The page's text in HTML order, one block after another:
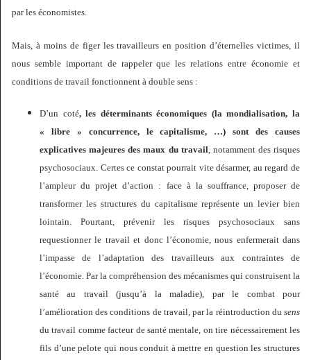
par les économistes.
Mais, à moins de figer les travailleurs en position d’éternelles victimes, il
nous semble important de rappeler que les relations entre économie et
conditions de travail fonctionnent à double sens :
D’un coté, les déterminants économiques (la mondialisation, la
« libre » concurrence, le capitalisme, …) sont des causes
explicatives majeures des maux du travail , notamment des risques
psychosociaux. Certes ce constat pourrait vite désarmer, au regard de
l’ampleur du projet d’action : face à la souffrance, proposer de
transformer les structures du capitalisme représente un levier bien
lointain. Pourtant, prévenir les risques psychosociaux sans
requestionner le travail et donc l’économie, nous enfermerait dans
l’impasse de l’adaptation des travailleurs aux contraintes de
l’économie. Par la compréhension des mécanismes qui construisent la
santé au travail (jusqu’à la maladie), par le combat pour
l’amélioration des conditions de travail, par la réintroduction du sens
du travail comme facteur de santé mentale, on tire nécessairement les
fils d’une pelote qui nous conduit à mettre en question les structures